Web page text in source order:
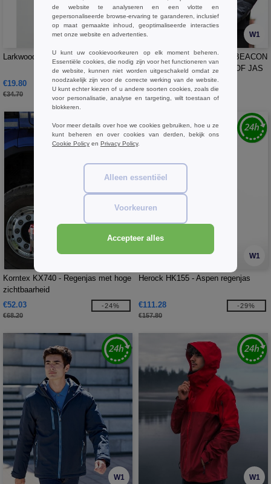
W1
Larkwood LW035 - Regenjack
€19.80
€34.70
-43%
W1
Regatta RGW529 - X-PRO BEACON
BRITE LIGHT WATERPROOF JAS
€57.90
W1
Korntex KX740 - Regenjas met hoge
zichtbaarheid
€52.03
€68.20
-24%
W1
Herock HK155 - Aspen regenjas
€111.28
€157.80
-29%
W1 W1
de website te analyseren en een vlotte en
gepersonaliseerde browse-ervaring te garanderen, inclusief
op maat gemaakte inhoud, geoptimaliseerde interacties
met onze website en advertenties.
U kunt uw cookievoorkeuren op elk moment beheren.
Essentiële cookies, die nodig zijn voor het functioneren van
de website, kunnen niet worden uitgeschakeld omdat ze
noodzakelijk zijn voor de correcte werking van de website.
U kunt echter kiezen of u andere soorten cookies, zoals die
voor personalisatie, analyse en targeting, wilt toestaan of
blokkeren.
Voor meer details over hoe we cookies gebruiken, hoe u ze
kunt beheren en over cookies van derden, bekijk ons
Cookie Policy en Privacy Policy.
Alleen essentiëel
Voorkeuren
Accepteer alles